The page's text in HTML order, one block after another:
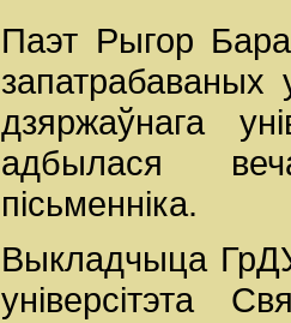
Паэт Рыгор
запатрабаваных
дзяржаўнага
адбылася
пісьменніка.
Выкладчыца
універсітэта